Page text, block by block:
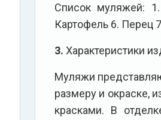
Список муляжей:
Картофель 6. Перец
3. Характеристики
Муляжи
размеру и окраске,
красками. В